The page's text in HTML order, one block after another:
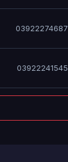
03922274687
03922241545